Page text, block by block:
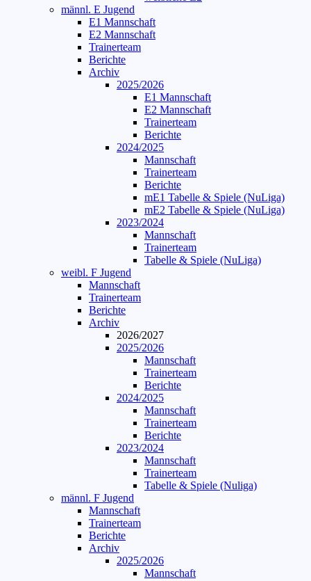
männl. E Jugend
E1 Mannschaft
E2 Mannschaft
Trainerteam
Berichte
Archiv
2025/2026
E1 Mannschaft
E2 Mannschaft
Trainerteam
Berichte
2024/2025
Mannschaft
Trainerteam
Berichte
mE1 Tabelle & Spiele (NuLiga)
mE2 Tabelle & Spiele (NuLiga)
2023/2024
Mannschaft
Trainerteam
Tabelle & Spiele (NuLiga)
weibl. F Jugend
Mannschaft
Trainerteam
Berichte
Archiv
2026/2027
2025/2026
Mannschaft
Trainerteam
Berichte
2024/2025
Mannschaft
Trainerteam
Berichte
2023/2024
Mannschaft
Trainerteam
Tabelle & Spiele (Nuliga)
männl. F Jugend
Mannschaft
Trainerteam
Berichte
Archiv
2025/2026
Mannschaft